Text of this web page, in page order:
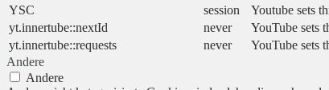
YSC
session
Youtube sets
yt.innertube::nextId
never
YouTube sets
yt.innertube::requests
never
YouTube sets
Andere
Andere